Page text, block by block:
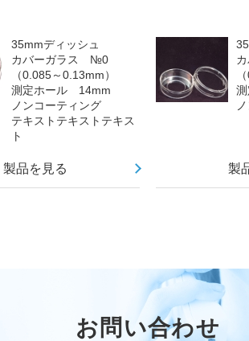
35mmディッシュ
カバーガラス №0
（0.085～0.13mm）
測定ホール 14mm
ノンコーティング
テキストテキストテキス
ト
製品を見る 製
お問い合わせ